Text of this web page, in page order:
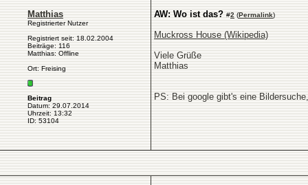
Matthias
Registrierter Nutzer
Registriert seit: 18.02.2004
Beiträge: 116
Matthias: Offline
Ort: Freising
Beitrag
Datum: 29.07.2014
Uhrzeit: 13:32
ID: 53104
AW: Wo ist das? #2 (Permalink)
Muckross House (Wikipedia)
Viele Grüße
Matthias
PS: Bei google gibt's eine